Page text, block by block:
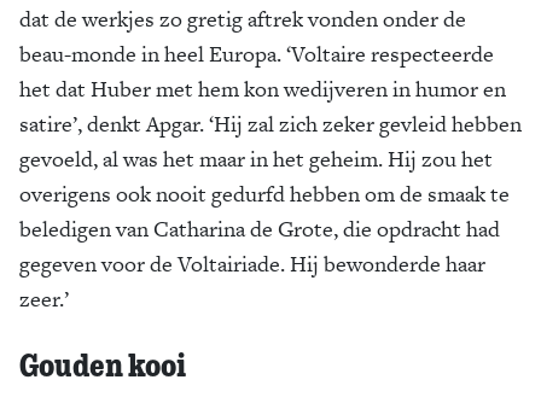
dat de werkjes zo gretig aftrek vonden onder de
beau-monde in heel Europa. ‘Voltaire respecteerde
het dat Huber met hem kon wedijveren in humor en
satire’, denkt Apgar. ‘Hij zal zich zeker gevleid hebben
gevoeld, al was het maar in het geheim. Hij zou het
overigens ook nooit gedurfd hebben om de smaak te
beledigen van Catharina de Grote, die opdracht had
gegeven voor de Voltairiade. Hij bewonderde haar
zeer.’
Gouden kooi